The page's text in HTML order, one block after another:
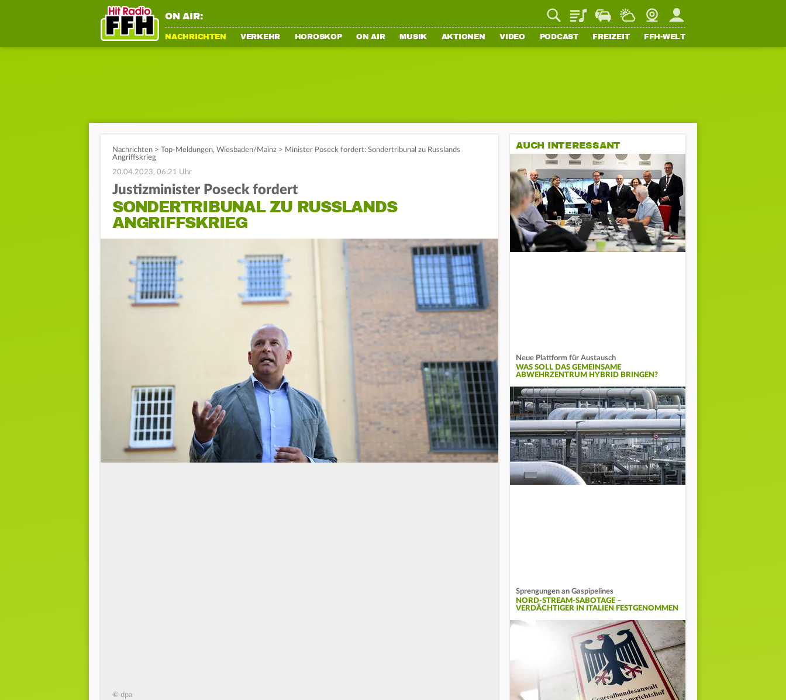
ON AIR: PlaylistStaupilotWetterWebcamMein FFH
NACHRICHTEN VERKEHR HOROSKOP ON AIR MUSIK AKTIONEN VIDEO PODCAST FREIZEIT FFH-WELT
Nachrichten > Top-Meldungen, Wiesbaden/Mainz > Minister Poseck fordert: Sondertribunal zu Russlands
Angriffskrieg
20.04.2023, 06:21 Uhr
Justizminister Poseck fordert
SONDERTRIBUNAL ZU RUSSLANDS
ANGRIFFSKRIEG
© dpa
AUCH INTERESSANT
Neue Plattform für Austausch
WAS SOLL DAS GEMEINSAME
ABWEHRZENTRUM HYBRID BRINGEN?
Sprengungen an Gaspipelines
NORD-STREAM-SABOTAGE –
VERDÄCHTIGER IN ITALIEN FESTGENOMMEN